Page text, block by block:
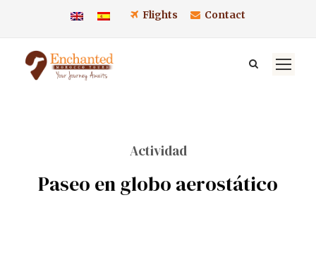
Flights Contact
Actividad
Paseo en globo aerostático